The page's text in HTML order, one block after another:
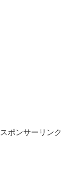
スポンサーリンク